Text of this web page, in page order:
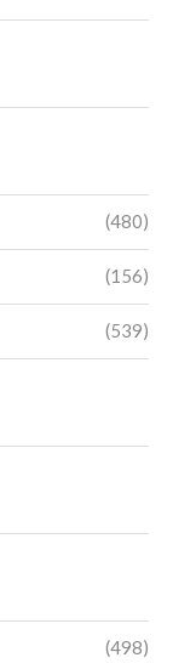
(480)
(156)
(539)
(498)